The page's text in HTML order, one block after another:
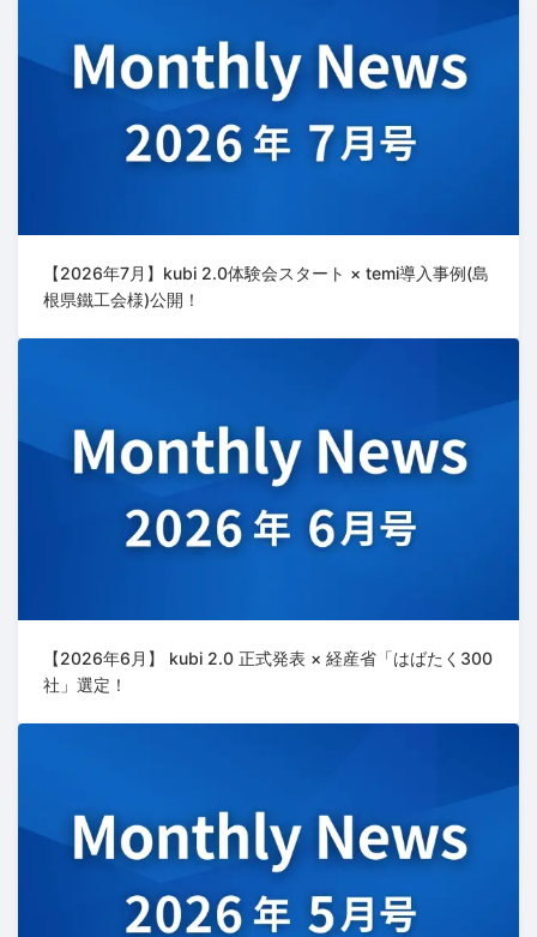
【2026年7月】kubi 2.0体験会スタート × temi導入事例(島
根県鐵工会様)公開！
【2026年6月】 kubi 2.0 正式発表 × 経産省「はばたく300
社」選定！